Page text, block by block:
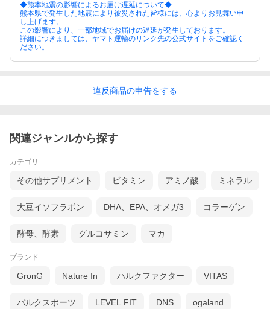
◆熊本地震の影響によるお届け遅延について◆
熊本県で発生した地震により被災された皆様には、心よりお見舞い申
し上げます。
この影響により、一部地域でお届けの遅延が発生しております。
詳細につきましては、ヤマト運輸のリンク先の公式サイトをご確認く
ださい。
違反商品の申告をする
関連ジャンルから探す
カテゴリ
その他サプリメント ビタミン アミノ酸 ミネラル
大豆イソフラボン DHA、EPA、オメガ3 コラーゲン
酵母、酵素 グルコサミン マカ
ブランド
GronG Nature In ハルクファクター VITAS
バルクスポーツ LEVEL.FIT DNS ogaland